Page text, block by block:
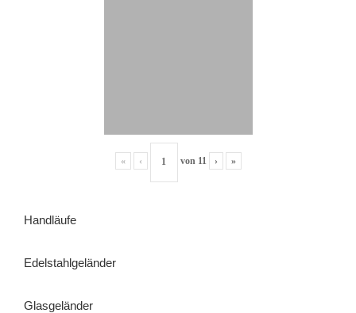
« ‹ von 11 › »
Handläufe
Edelstahlgeländer
Glasgeländer